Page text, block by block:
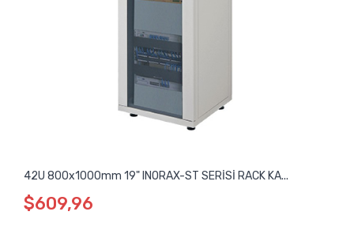
42U 800x1000mm 19" INORAX-ST SERİSİ RACK KA...
$609,96